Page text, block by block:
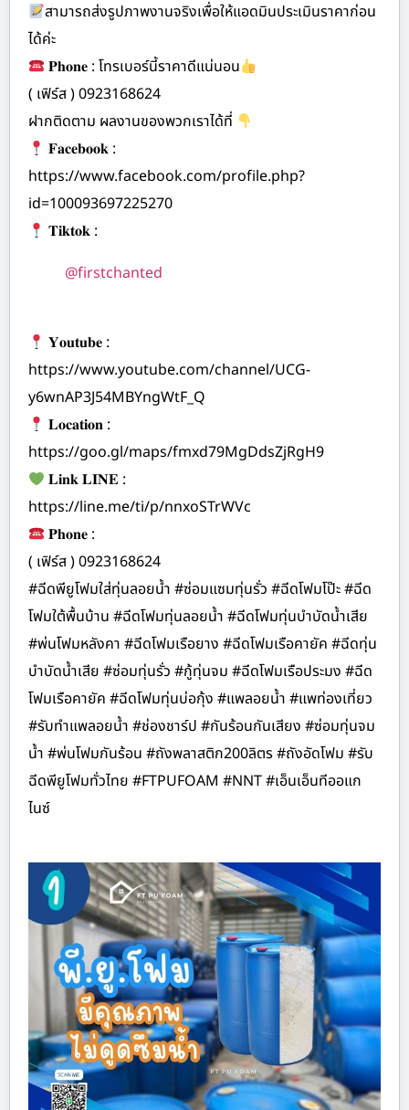
สามารถส่งรูปภาพงานจริงเพื่อให้แอดมินประเมินราคาก่อน
ได้ค่ะ
𝐏𝐡𝐨𝐧𝐞 : โทรเบอร์นี้ราคาดีแน่นอน
( เฟิร์ส ) 0923168624
ฝากติดตาม ผลงานของพวกเราได้ที่
𝐅𝐚𝐜𝐞𝐛𝐨𝐨𝐤 :
https://www.facebook.com/profile.php?
id=100093697225270
𝐓𝐢𝐤𝐭𝐨𝐤 :
@firstchanted
𝐘𝐨𝐮𝐭𝐮𝐛𝐞 :
https://www.youtube.com/channel/UCG-
y6wnAP3J54MBYngWtF_Q
𝐋𝐨𝐜𝐚𝐭𝐢𝐨𝐧 :
https://goo.gl/maps/fmxd79MgDdsZjRgH9
𝐋𝐢𝐧𝐤 𝐋𝐈𝐍𝐄 :
https://line.me/ti/p/nnxoSTrWVc
𝐏𝐡𝐨𝐧𝐞 :
( เฟิร์ส ) 0923168624
#ฉีดพียูโฟมใส่ทุ่นลอยน้ำ #ซ่อมแซมทุ่นรั่ว #ฉีดโฟมโป๊ะ #ฉีด
โฟมใต้พื้นบ้าน #ฉีดโฟมทุ่นลอยน้ำ #ฉีดโฟมทุ่นบำบัดน้ำเสีย
#พ่นโฟมหลังคา #ฉีดโฟมเรือยาง #ฉีดโฟมเรือคายัค #ฉีดทุ่น
บำบัดน้ำเสีย #ซ่อมทุ่นรั่ว #กู้ทุ่นจม #ฉีดโฟมเรือประมง #ฉีด
โฟมเรือคายัค #ฉีดโฟมทุ่นบ่อกุ้ง #แพลอยน้ำ #แพท่องเที่ยว
#รับทำแพลอยน้ำ #ช่องชาร์ป #กันร้อนกันเสียง #ซ่อมทุ่นจม
น้ำ #พ่นโฟมกันร้อน #ถังพลาสติก200ลิตร #ถังอัดโฟม #รับ
ฉีดพียูโฟมทั่วไทย #FTPUFOAM #NNT #เอ็นเอ็นทีออแก
ไนซ์